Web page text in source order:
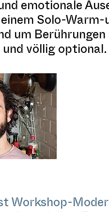
emotionale
Solo-Warm-
um
und völlig optional.
Workshop-